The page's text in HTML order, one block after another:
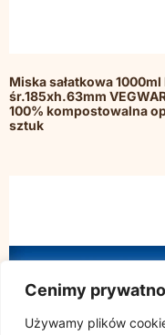
Cenimy
Używamy plików
Miska sałatkowa 1000ml
śr.185xh.63mm
100% kompostowalna
sztuk